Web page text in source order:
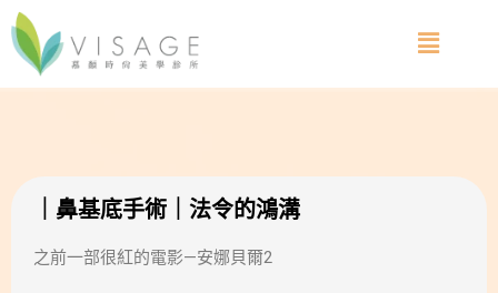
｜鼻基底手術｜法令的鴻溝
之前一部很紅的電影—安娜貝爾2